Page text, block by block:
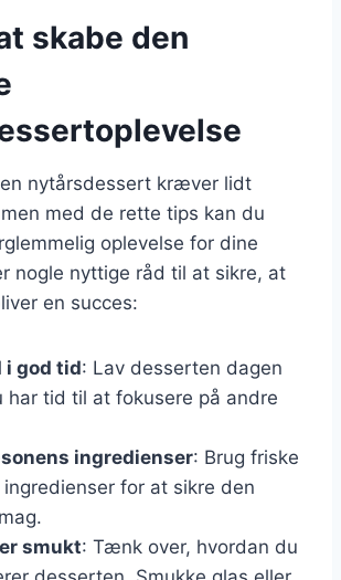
skabe den
nytårsdessert kræver lidt
med de rette tips kan du
oplevelse for dine
nogle nyttige råd til at sikre, at
en succes:
i god tid: Lav desserten dagen
har tid til at fokusere på andre
ingredienser: Brug friske
ingredienser for at sikre den
smukt: Tænk over, hvordan du